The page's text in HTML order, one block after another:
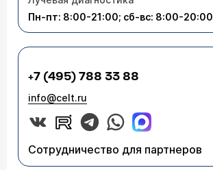
Пн-пт: 8:00-21:00; сб-вс: 8:00-20:00
+7 (495) 788 33 88
info@celt.ru
Сотрудничество для партнеров